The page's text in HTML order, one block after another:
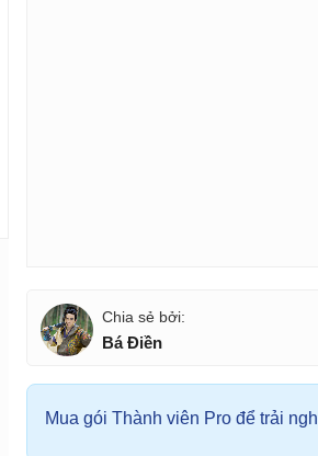
Bá Điền
Mua gói Thành viên Pro để trải